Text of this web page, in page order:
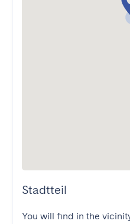
Stadtteil
You will find in the